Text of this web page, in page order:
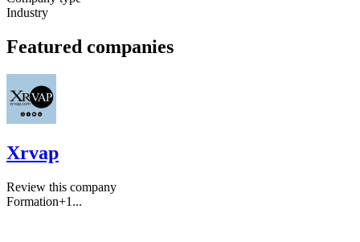
Industry
Featured companies
Xrvap
Review this company
Formation+1 ...